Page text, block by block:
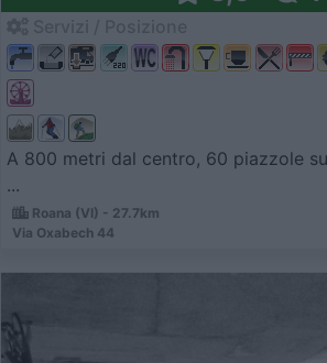
A 800 metri dal centro, 60 piazzole
...
Roana (VI) - 27.7km
Via Oxabech 44